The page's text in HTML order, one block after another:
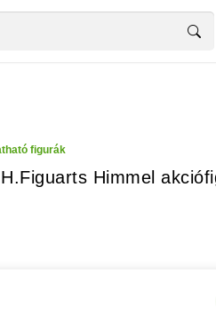
figurák
Himmel